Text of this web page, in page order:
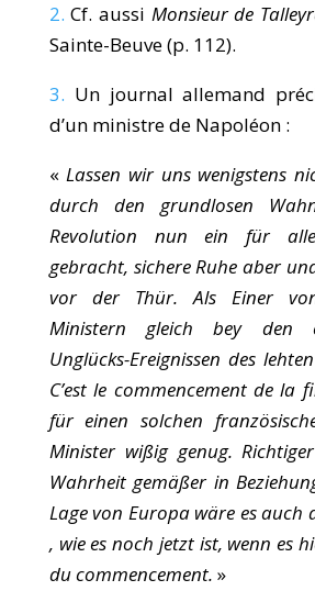
2. Cf. aussi Monsieur de
Sainte-Beuve (p. 112).
3. Un journal allemand
d’un ministre de Napoléon :
«Lassen wir uns wenigstens
durch den grundlosen
Revolution nun ein für
gebracht, sichere Ruhe aber
vor der Thür. Als Einer
Ministern gleich bey den
Unglücks-Ereignissen des
C’est le commencement de la
für einen solchen
Minister wißig genug.
Wahrheit gemäßer in
Lage von Europa wäre es auch
, wie es noch jetzt ist, wenn es
du commencement. »